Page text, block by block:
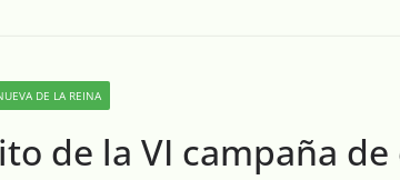
DE LA REINA
de la VI campaña